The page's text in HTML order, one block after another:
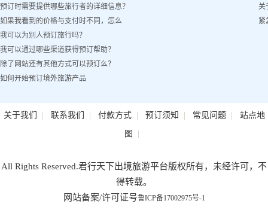
预订时需要提供哪些旅行者的详细信息？
如果我看到的价格与支付时不同，怎么
办？
我可以为别人预订旅行吗？
我可以通过哪些渠道获得预订帮助？
除了网站还有其他方式可以预订么？
如何开始预订境外旅游产品
关
紧
关于我们 | 联系我们 | 付款方式| 预订须知 | 常见问题| 站点地
图 |
All Rights Reserved.君行天下出境旅游平台版权所有，未经许可，不
得转载。
网站备案/许可证号鲁ICP备17002975号-1